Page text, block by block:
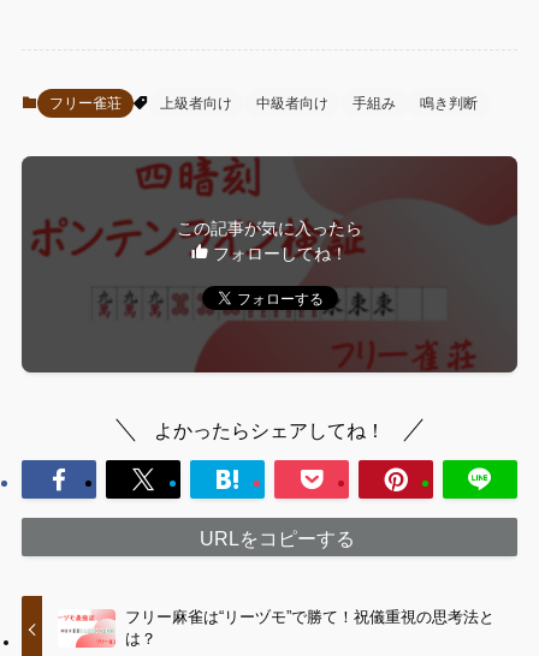
フリー雀荘 上級者向け 中級者向け 手組み 鳴き判断
この記事が気に入ったら
フォローしてね！
よかったらシェアしてね！
URLをコピーする
フリー麻雀は“リーヅモ”で勝て！祝儀重視の思考法と
は？